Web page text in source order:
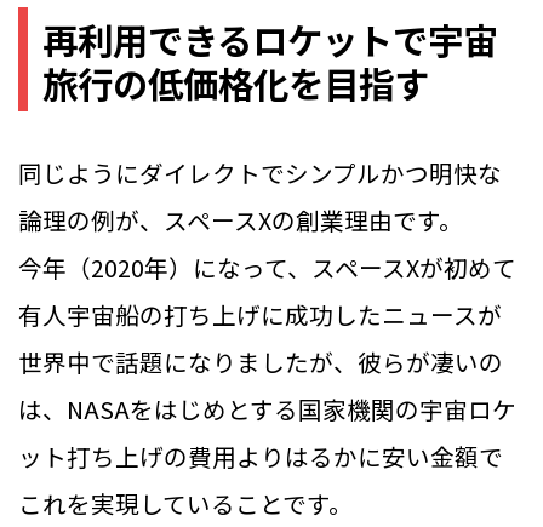
再利用できるロケットで宇宙
旅行の低価格化を目指す
同じようにダイレクトでシンプルかつ明快な
論理の例が、スペースXの創業理由です。
今年（2020年）になって、スペースXが初めて
有人宇宙船の打ち上げに成功したニュースが
世界中で話題になりましたが、彼らが凄いの
は、NASAをはじめとする国家機関の宇宙ロケ
ット打ち上げの費用よりはるかに安い金額で
これを実現していることです。